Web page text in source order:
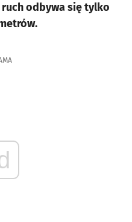
odbywa się tylko